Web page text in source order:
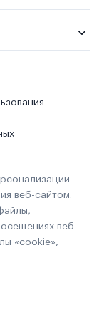
веб-сайтом.
веб-
«cookie»,